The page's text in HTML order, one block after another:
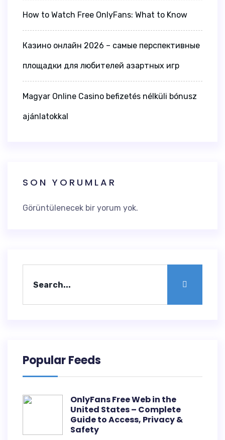
How to Watch Free OnlyFans: What to Know
Казино онлайн 2026 – самые перспективные
площадки для любителей азартных игр
Magyar Online Casino befizetés nélküli bónusz
ajánlatokkal
SON YORUMLAR
Görüntülenecek bir yorum yok.
Popular Feeds
OnlyFans Free Web in the
United States – Complete
Guide to Access, Privacy &
Safety